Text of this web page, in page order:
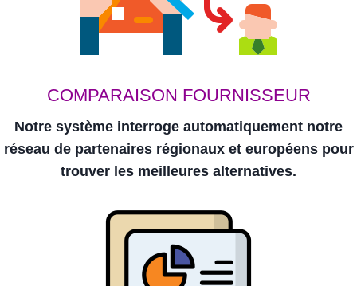
COMPARAISON FOURNISSEUR
Notre système interroge automatiquement notre
réseau de partenaires régionaux et européens pour
trouver les meilleures alternatives.